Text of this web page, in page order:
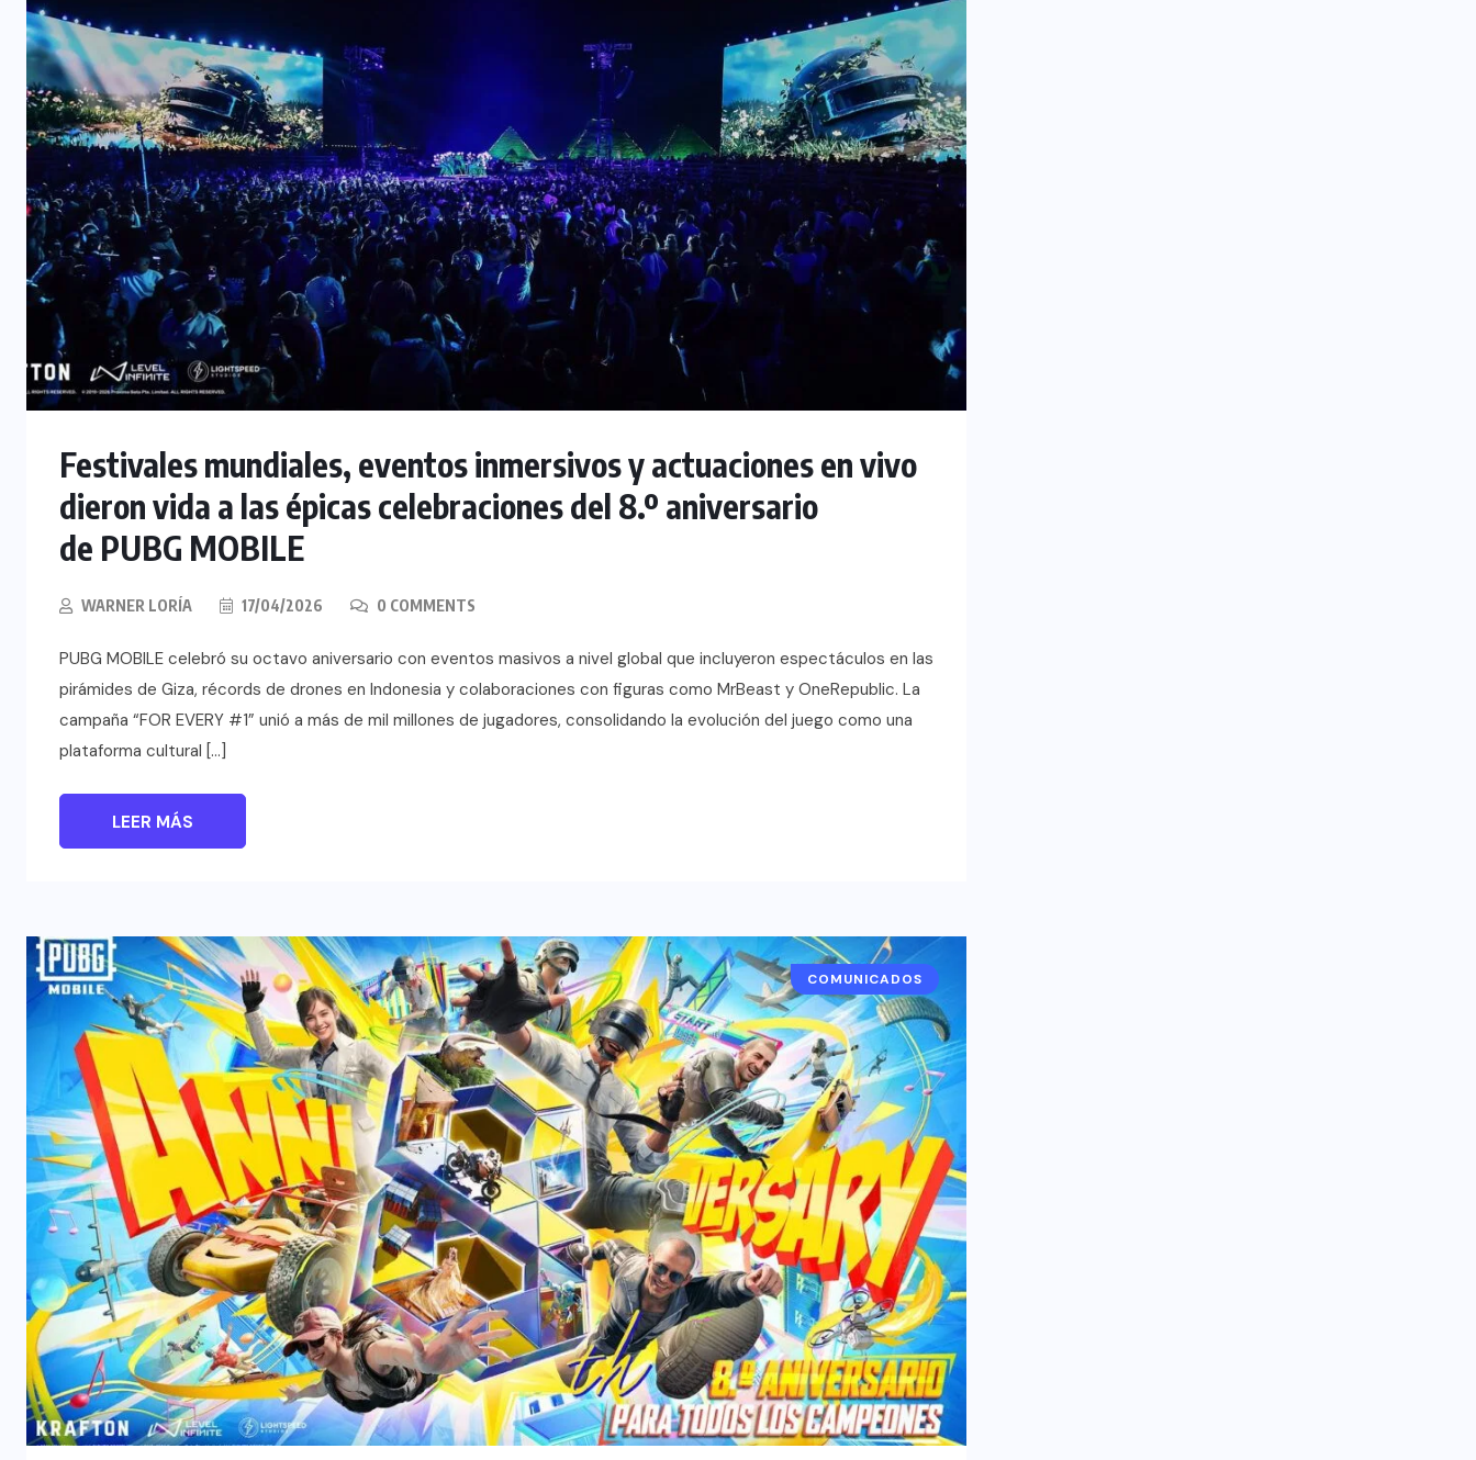
Festivales mundiales, eventos inmersivos y actuaciones en vivo
dieron vida a las épicas celebraciones del 8.º aniversario
de PUBG MOBILE
WARNER LORÍA 17/04/2026 0 COMMENTS
PUBG MOBILE celebró su octavo aniversario con eventos masivos a nivel global que incluyeron espectáculos en las
pirámides de Giza, récords de drones en Indonesia y colaboraciones con figuras como MrBeast y OneRepublic. La
campaña “FOR EVERY #1” unió a más de mil millones de jugadores, consolidando la evolución del juego como una
plataforma cultural […]
LEER MÁS
COMUNICADOS